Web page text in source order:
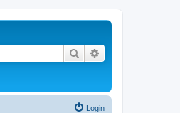
Cerca
Login